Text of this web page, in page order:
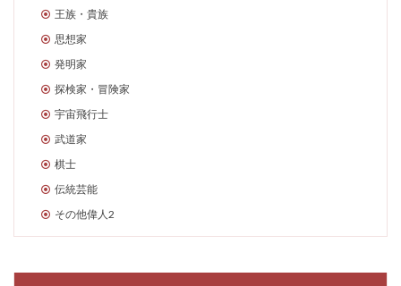
王族・貴族
思想家
発明家
探検家・冒険家
宇宙飛行士
武道家
棋士
伝統芸能
その他偉人2